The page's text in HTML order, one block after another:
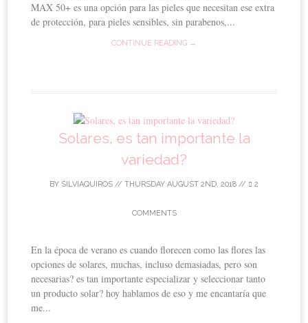
MAX 50+ es una opción para las pieles que necesitan ese extra
de protección, para pieles sensibles, sin parabenos,...
CONTINUE READING →
Solares, es tan importante la
variedad?
BY SILVIAQUIROS // THURSDAY AUGUST 2ND, 2018 // 2
COMMENTS
En la época de verano es cuando florecen como las flores las
opciones de solares, muchas, incluso demasiadas, pero son
necesarias? es tan importante especializar y seleccionar tanto
un producto solar? hoy hablamos de eso y me encantaría que
me...